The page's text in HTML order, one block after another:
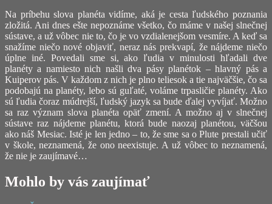
Na príbehu slova planéta vidíme, aká je cesta ľudského poznania
zložitá. Ani dnes ešte nepoznáme všetko, čo máme v našej slnečnej
sústave, a už vôbec nie to, čo je vo vzdialenejšom vesmíre. A keď sa
snažíme niečo nové objaviť, neraz nás prekvapí, že nájdeme niečo
úplne iné. Povedali sme si, ako ľudia v minulosti hľadali dve
planéty a namiesto nich našli dva pásy planétok – hlavný pás a
Kuiperov pás. V každom z nich je plno teliesok a tie najväčšie, čo sa
podobajú na planéty, lebo sú guľaté, voláme trpasličie planéty. Ako
sú ľudia čoraz múdrejší, ľudský jazyk sa bude ďalej vyvíjať. Možno
sa raz význam slova planéta opäť zmení. A možno aj v slnečnej
sústave raz nájdeme planétu, ktorá bude naozaj planétou, väčšou
ako náš Mesiac. Isté je len jedno – to, že sme sa o Plute prestali učiť
v škole, neznamená, že ono neexistuje. A už vôbec to neznamená,
že nie je zaujímavé…
Mohlo by vás zaujímať